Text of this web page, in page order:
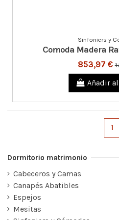
Sinfoniers y
Comoda Madera
853,97 €
Añadir
1
Dormitorio matrimonio
Cabeceros y Camas
Canapés Abatibles
Espejos
Mesitas